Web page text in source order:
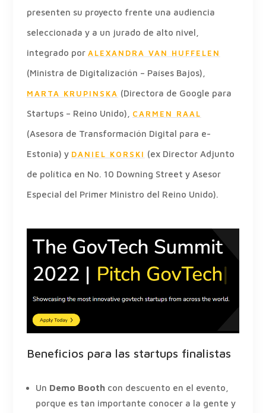
presenten su proyecto frente una audiencia
seleccionada y a un jurado de alto nivel,
integrado por ALEXANDRA VAN HUFFELEN
(Ministra de Digitalización – Países Bajos),
MARTA KRUPINSKA (Directora de Google para
Startups – Reino Unido), CARMEN RAAL
(Asesora de Transformación Digital para e-
Estonia) y DANIEL KORSKI (ex Director Adjunto
de política en No. 10 Downing Street y Asesor
Especial del Primer Ministro del Reino Unido).
Beneficios para las startups finalistas
Un Demo Boothcon descuento en el evento,
porque es tan importante conocer a la gente y